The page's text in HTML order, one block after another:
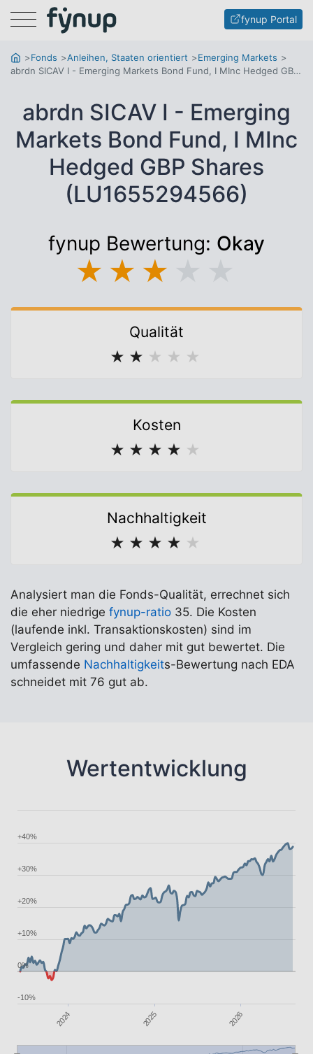
Menu fynup Portal
Fonds Anleihen, Staaten orientiert
Emerging Markets
abrdn SICAV I - Emerging Markets Bond Fund, I MInc Hedged GBP Shares
abrdn SICAV I - Emerging
Markets Bond Fund, I MInc
Hedged GBP Shares
(LU1655294566)
fynup Bewertung: Okay
★ ★ ★
Qualität
★ ★ ★ ★ ★
Kosten
★ ★ ★ ★ ★
Nachhaltigkeit
★ ★ ★ ★ ★
Analysiert man die Fonds-Qualität, errechnet sich
die eher niedrige fynup-ratio 35. Die Kosten
(laufende inkl. Transaktionskosten) sind im
Vergleich gering und daher mit gut bewertet. Die
umfassende Nachhaltigkeits-Bewertung nach EDA
schneidet mit 76 gut ab.
Wertentwicklung
2024 2025 2026
-10%
0%
+10%
+20%
+30%
+40%